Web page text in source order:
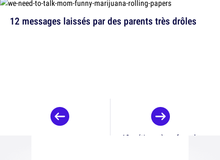
12 messages laissés par des parents très drôles
10 métiers où on fume le